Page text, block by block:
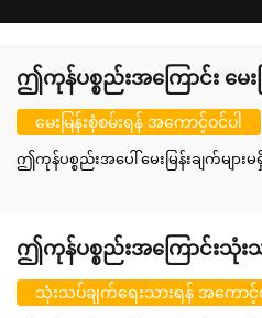
ဤကုန်ပစ္စည်းအကြောင်း မေးမ
မေးမြန်းစုံစမ်းရန် အကောင့်ဝင်ပါ
ဤကုန်ပစ္စည်းအပေါ် မေးမြန်းချက်များမ
ဤကုန်ပစ္စည်းအကြောင်းသုံးသ
သုံးသပ်ချက်ရေးသားရန် အကောင့်ဝ